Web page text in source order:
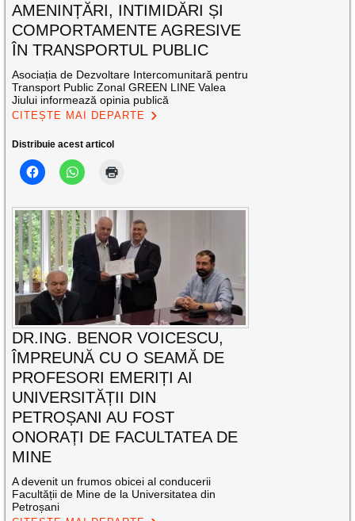
AMENINȚĂRI, INTIMIDĂRI ȘI
COMPORTAMENTE AGRESIVE
ÎN TRANSPORTUL PUBLIC
Asociația de Dezvoltare Intercomunitară pentru
Transport Public Zonal GREEN LINE Valea
Jiului informează opinia publică
CITEȘTE MAI DEPARTE
Distribuie acest articol
DR.ING. BENOR VOICESCU,
ÎMPREUNĂ CU O SEAMĂ DE
PROFESORI EMERIȚI AI
UNIVERSITĂȚII DIN
PETROȘANI AU FOST
ONORAȚI DE FACULTATEA DE
MINE
A devenit un frumos obicei al conducerii
Facultății de Mine de la Universitatea din
Petroșani